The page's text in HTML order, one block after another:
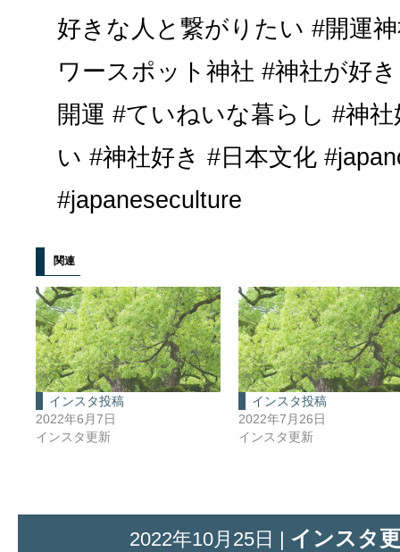
好きな人と繋がりたい #開運
ワースポット神社 #神社が好
開運 #ていねいな暮らし #神
い #神社好き #日本文化
#japaneseculture
関連
インスタ投稿
2022年6月7日
インスタ更新
インスタ投稿
2022年7月26日
インスタ更新
2022年10月25日 | インスタ